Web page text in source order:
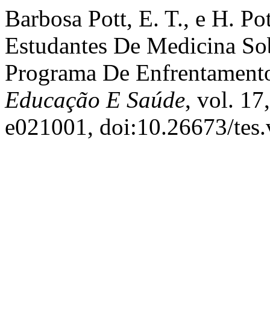
Barbosa Pott, E. T., e H.
Estudantes De Medicina
Programa De
Educação E Saúde, vol.
e021001, doi:10.26673/